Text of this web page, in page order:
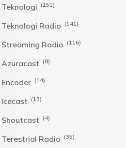
Teknologi (151)
Teknologi Radio (141)
Streaming Radio (116)
Azuracast (8)
Encoder (14)
Icecast (13)
Shoutcast (4)
Terestrial Radio (35)